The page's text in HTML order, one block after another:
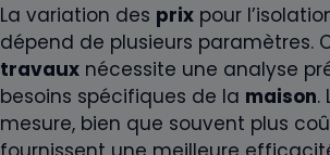
La variation des prix pour
dépend de plusieurs paramètres.
travaux nécessite une analyse
besoins spécifiques de la maison.
mesure, bien que souvent plus